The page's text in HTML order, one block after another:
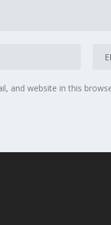
and website in this